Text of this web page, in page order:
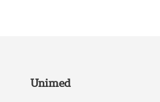
Unimed